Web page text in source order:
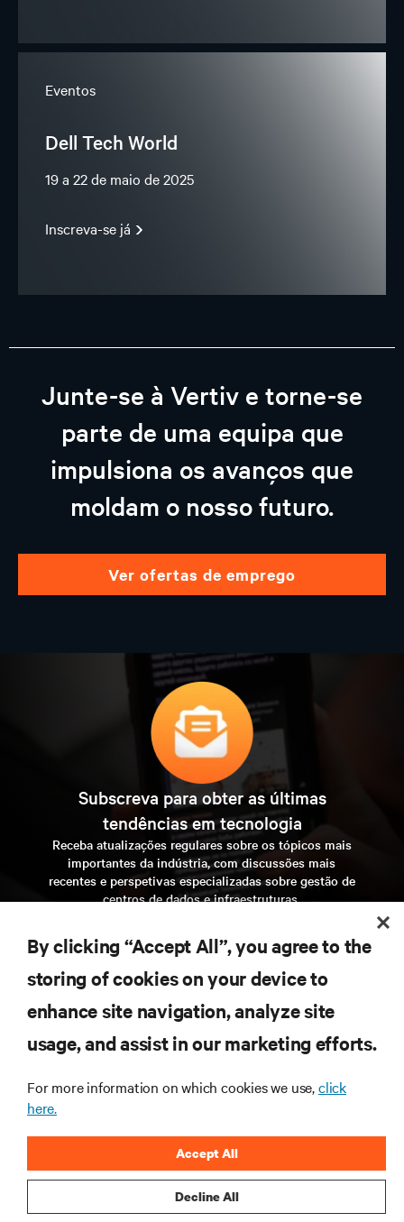
Eventos
Dell Tech World
19 a 22 de maio de 2025
Inscreva-se já
Junte-se à Vertiv e torne-se
parte de uma equipa que
impulsiona os avanços que
moldam o nosso futuro.
ver ofertas de emprego
Subscreva para obter as últimas
tendências em tecnologia
Receba atualizações regulares sobre os tópicos mais
importantes da indústria, com discussões mais
recentes e perspetivas especializadas sobre gestão de
centros de dados e infraestruturas.
inscreva-se agora
RECURSOS
CORPORATIVO
By clicking “Accept All”, you agree to the
storing of cookies on your device to
enhance site navigation, analyze site
usage, and assist in our marketing efforts.
For more information on which cookies we use,click
here.
Decline All
Accept All